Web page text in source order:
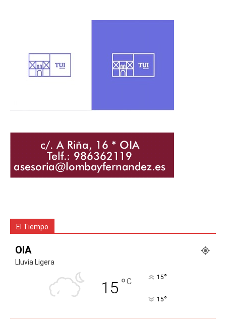
El Tiempo
OIA
Lluvia Ligera
15 °C 15°
15°